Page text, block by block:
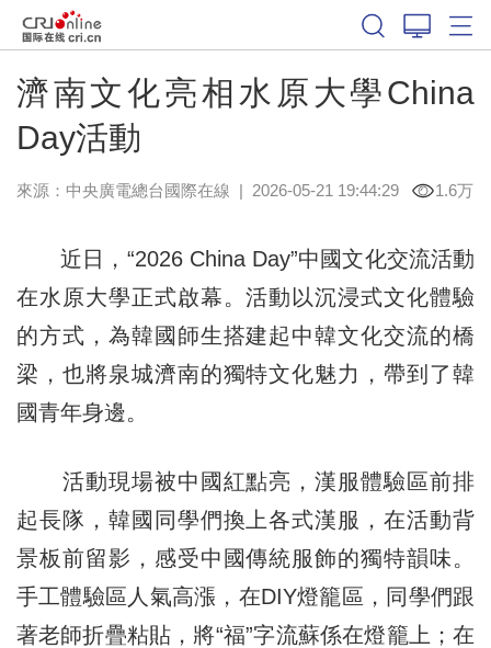
濟南文化亮相水原大學China
Day活動
來源：中央廣電總台國際在線 | 2026-05-21 19:44:29 1.6万
近日，“2026 China Day”中國文化交流活動
在水原大學正式啟幕。活動以沉浸式文化體驗
的方式，為韓國師生搭建起中韓文化交流的橋
梁，也將泉城濟南的獨特文化魅力，帶到了韓
國青年身邊。
活動現場被中國紅點亮，漢服體驗區前排
起長隊，韓國同學們換上各式漢服，在活動背
景板前留影，感受中國傳統服飾的獨特韻味。
手工體驗區人氣高漲，在DIY燈籠區，同學們跟
著老師折疊粘貼，將“福”字流蘇係在燈籠上；在